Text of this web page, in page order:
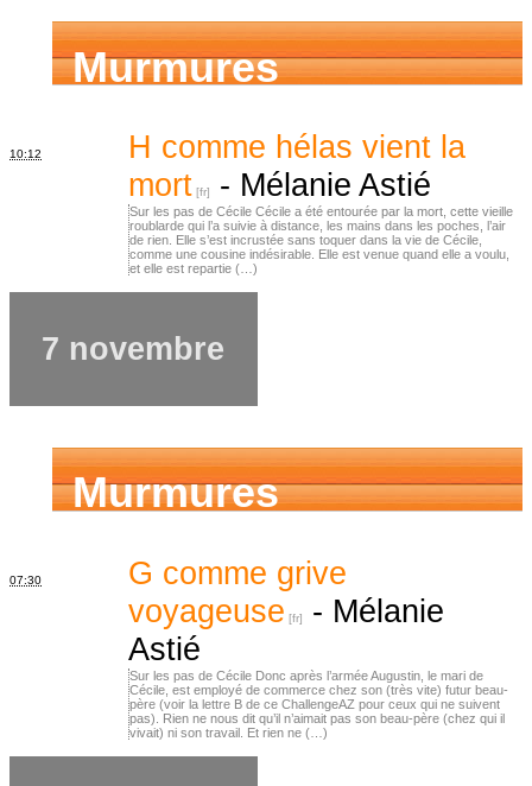
Murmures
d’ancêtres
10:12
H comme hélas vient la
mort
- Mélanie Astié
Sur les pas de Cécile Cécile a été entourée par la mort, cette vieille
roublarde qui l’a suivie à distance, les mains dans les poches, l’air
de rien. Elle s’est incrustée sans toquer dans la vie de Cécile,
comme une cousine indésirable. Elle est venue quand elle a voulu,
et elle est repartie (…)
7 novembre
Murmures
d’ancêtres
07:30
G comme grive
voyageuse
- Mélanie
Astié
Sur les pas de Cécile Donc après l’armée Augustin, le mari de
Cécile, est employé de commerce chez son (très vite) futur beau-
père (voir la lettre B de ce ChallengeAZ pour ceux qui ne suivent
pas). Rien ne nous dit qu’il n’aimait pas son beau-père (chez qui il
vivait) ni son travail. Et rien ne (…)